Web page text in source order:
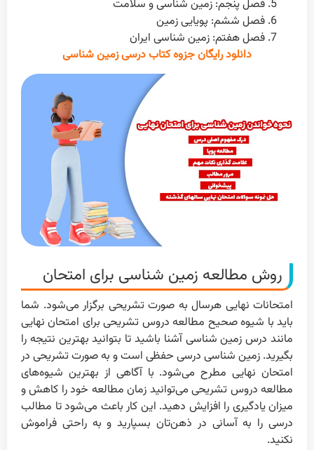
فصل پنجم: زمین شناسی و سلامت
فصل ششم: پویایی زمین
فصل هفتم: زمین شناسی ایران
دانلود رایگان جزوه کتاب درسی زمین شناسی
روش مطالعه زمین شناسی برای امتحان
امتحانات نهایی هرسال به صورت تشریحی برگزار می‌شود. شما
باید با شیوه صحیح مطالعه دروس تشریحی برای امتحان نهایی
مانند درس زمین شناسی آشنا باشید تا بتوانید بهترین نتیجه را
بگیرید. زمین شناسی درسی حفظی است و به صورت تشریحی در
امتحان نهایی مطرح می‌شود. با آگاهی از بهترین شیوه‌های
مطالعه دروس تشریحی می‌توانید زمان مطالعه خود را کاهش و
میزان یادگیری‌ را افزایش دهید. این کار باعث می‌شود تا مطالب
درسی را به آسانی در ذهن‌تان بسپارید و به راحتی فراموش
نکنید.